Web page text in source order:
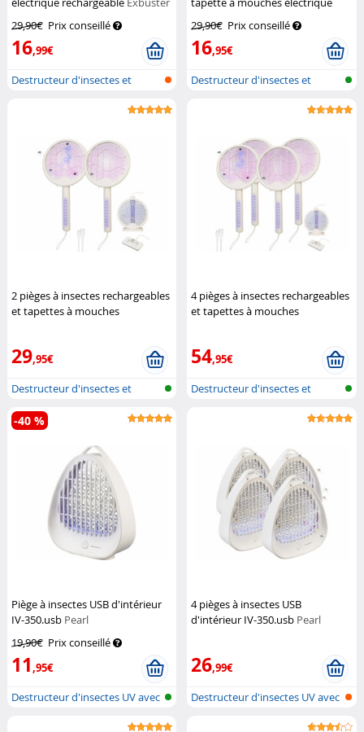
29,90€ Prix conseillé
16,99€
Destructeur d'insectes et
29,90€ Prix conseillé
16,95€
Destructeur d'insectes et
2 pièges à insectes rechargeables
et tapettes à mouches
29,95€
Destructeur d'insectes et
tapette à...
4 pièges à insectes rechargeables
et tapettes à mouches
54,95€
Destructeur d'insectes et
Piège à insectes USB d'intérieur
IV-350.usb Pearl
19,90€ Prix conseillé
11,95€
-40 %
Destructeur d'insectes UV avec
4 pièges à insectes USB
d'intérieur IV-350.usb Pearl
26,99€
Destructeur d'insectes UV avec